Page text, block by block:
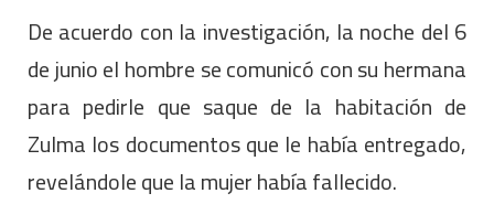
De acuerdo con la investigación, la noche del 6
de junio el hombre se comunicó con su hermana
para pedirle que saque de la habitación de
Zulma los documentos que le había entregado,
revelándole que la mujer había fallecido.